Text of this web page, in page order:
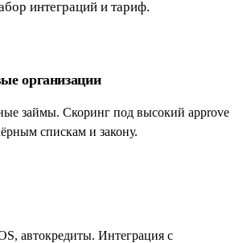
интеграций и тариф.
организации
займы. Скоринг под высокий approve
спискам и закону.
автокредиты. Интеграция с